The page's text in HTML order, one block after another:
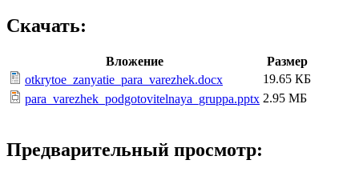
Скачать:
Вложение
Размер
otkrytoe_zanyatie_para_varezhek.docx
19.65 КБ
para_varezhek_podgotovitelnaya_gruppa.pptx 2.95 МБ
Предварительный просмотр: